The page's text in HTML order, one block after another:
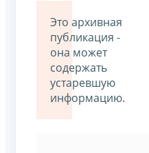
Это архивная
публикация -
она может
содержать
устаревшую
информацию.